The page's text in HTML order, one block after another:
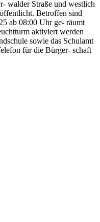
walder Straße und westlich
Betroffen sind
ab 08:00 Uhr ge- räumt
aktiviert werden
sowie das Schulamt
für die Bürger- schaft